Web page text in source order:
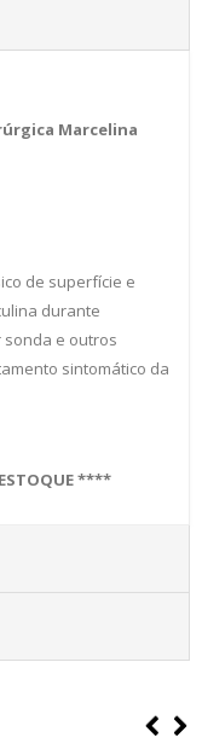
Marcelina
de superfície e
durante
sonda e outros
sintomático da
****